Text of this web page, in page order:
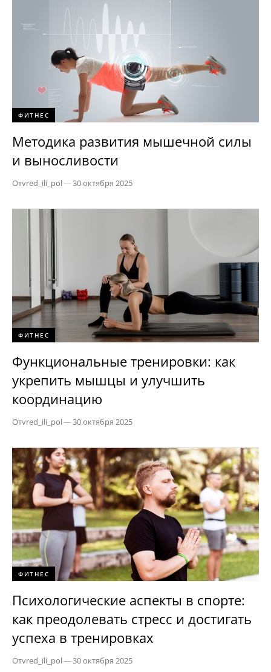
ФИТНЕС
Методика развития мышечной силы
и выносливости
Отvred_ili_pol—30 октября 2025
ФИТНЕС
Функциональные тренировки: как
укрепить мышцы и улучшить
координацию
Отvred_ili_pol—30 октября 2025
ФИТНЕС
Психологические аспекты в спорте:
как преодолевать стресс и достигать
успеха в тренировках
Отvred_ili_pol—30 октября 2025